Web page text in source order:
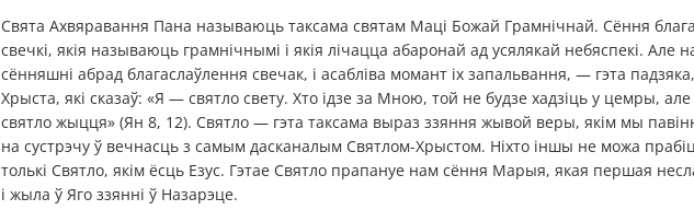
Свята Ахвяравання Пана называюць таксама святам Маці Божай Грамнічнай. Сёння
свечкі, якія называюць грамнічнымі і якія лічацца абаронай ад усялякай небяспекі. Але
сённяшні абрад благаслаўлення свечак, і асабліва момант іх запальвання, — гэта
Хрыста, які сказаў: «Я — святло свету. Хто ідзе за Мною, той не будзе хадзіць у цемры,
святло жыцця» (Ян 8, 12). Святло — гэта таксама выраз ззяння жывой веры, якім мы
на сустрэчу ў вечнасць з самым дасканалым Святлом-Хрыстом. Ніхто іншы не можа
толькі Святло, якім ёсць Езус. Гэтае Святло прапануе нам сёння Марыя, якая першая
і жыла ў Яго ззянні ў Назарэце.